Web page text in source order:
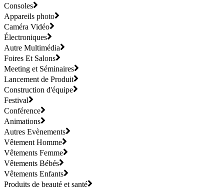
Consoles
Appareils photo
Caméra Vidéo
Électroniques
Autre Multimédia
Foires Et Salons
Meeting et Séminaires
Lancement de Produit
Construction d'équipe
Festival
Conférence
Animations
Autres Evènements
Vêtement Homme
Vêtements Femme
Vêtements Bébés
Vêtements Enfants
Produits de beauté et santé